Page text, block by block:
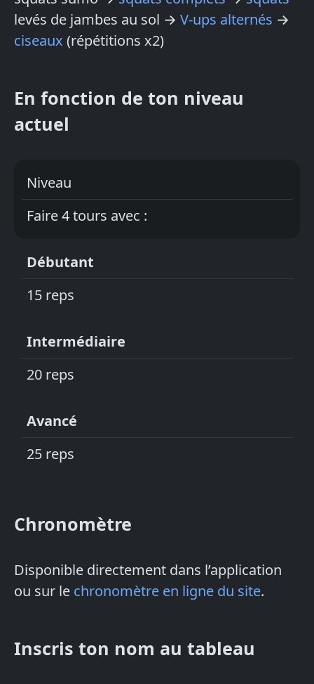
levés de jambes au sol → V-ups alternés →
ciseaux (répétitions x2)
En fonction de ton niveau
actuel
Niveau
Faire 4 tours avec :
Débutant
15 reps
Intermédiaire
20 reps
Avancé
25 reps
Chronomètre
Disponible directement dans l’application
ou sur le chronomètre en ligne du site.
Inscris ton nom au tableau